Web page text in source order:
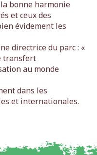
bonne harmonie
et ceux des
évidement les
directrice du parc : «
transfert
au monde
dans les
et internationales.